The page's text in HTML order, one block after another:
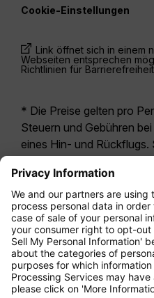
Cookie-Einstellungen
Link öffnet sich in einem
Webseiten entsprechen
Richtlinien für
* Die Preise gelten pro
Steuern und Gebühren
eines Hin- und Rückflugs.
letzten 24 Stunden
möglicherweise nicht mehr
Economy Class
sich i.d.R. um Economy
Tarifoption. Es können
fürAufgabegepäckoder
Leistungen anfallen. Es
Geschäftsbedingungen .